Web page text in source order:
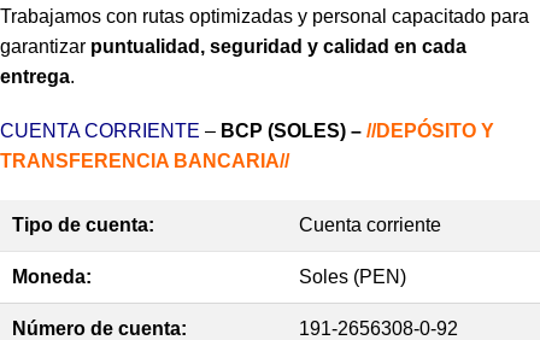
Trabajamos con rutas optimizadas y personal capacitado para
garantizar puntualidad, seguridad y calidad en cada
entrega.
CUENTA CORRIENTE – BCP (SOLES) – //DEPÓSITO Y
TRANSFERENCIA BANCARIA//
Tipo de cuenta: Cuenta corriente
Moneda: Soles (PEN)
Número de cuenta: 191-2656308-0-92